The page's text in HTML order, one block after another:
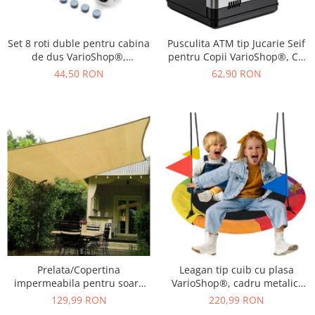
Set 8 roti duble pentru cabina
de dus VarioShop®,
universale, rulmenti tip easy
44,50 RON
Pusculita ATM tip Jucarie Seif
pentru Copii VarioShop®, Cu
lumina si Sunet, Deschidere
62,90 RON
Prelata/Copertina
impermeabila pentru soare
VarioShop®, cu protectie UV,
129,99 RON
Leagan tip cuib cu plasa
VarioShop®, cadru metalic,
rezistent la conditiile
220,99 RON